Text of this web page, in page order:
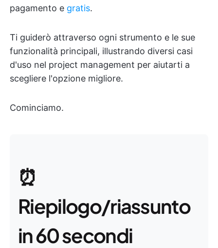
pagamento e gratis.
Ti guiderò attraverso ogni strumento e le sue
funzionalità principali, illustrando diversi casi
d'uso nel project management per aiutarti a
scegliere l'opzione migliore.
Cominciamo.
⏰
Riepilogo/riassunto
in 60 secondi